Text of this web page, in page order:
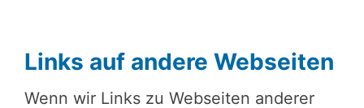
Links auf andere Webseiten
Wenn wir Links zu Webseiten anderer